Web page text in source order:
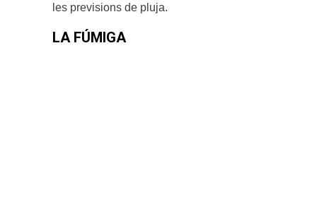
les previsions de pluja.
LA FÚMIGA